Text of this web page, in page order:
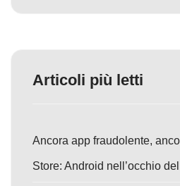
Articoli più letti
Ancora app fraudolente,
Store: Android nell’occhio